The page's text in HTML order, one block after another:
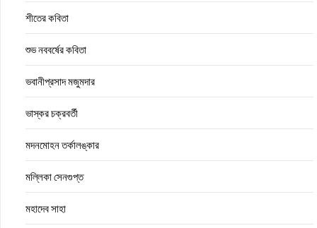
শীতের কবিতা
শুভ নববর্ষের কবিতা
ভবানীপ্রসাদ মজুমদার
ভাস্কর চক্রবর্তী
মদনমোহন তর্কালঙ্কার
মল্লিকা সেনগুপ্ত
মহাদেব সাহা